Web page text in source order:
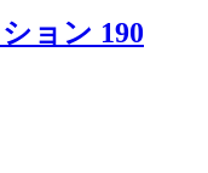
ョン 190